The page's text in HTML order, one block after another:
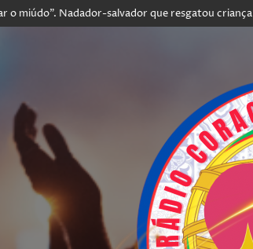
Nadador-salvador que resgatou criança reage